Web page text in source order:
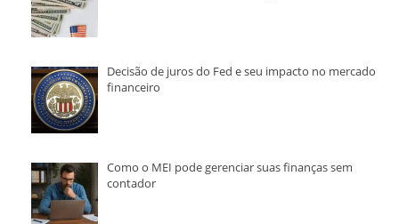
Decisão de juros do Fed e seu impacto no mercado
financeiro
Como o MEI pode gerenciar suas finanças sem
contador